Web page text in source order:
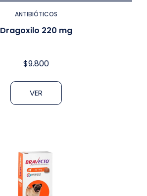
ANTIBIÓTICOS
Dragoxilo 220 mg
$9.800
VER